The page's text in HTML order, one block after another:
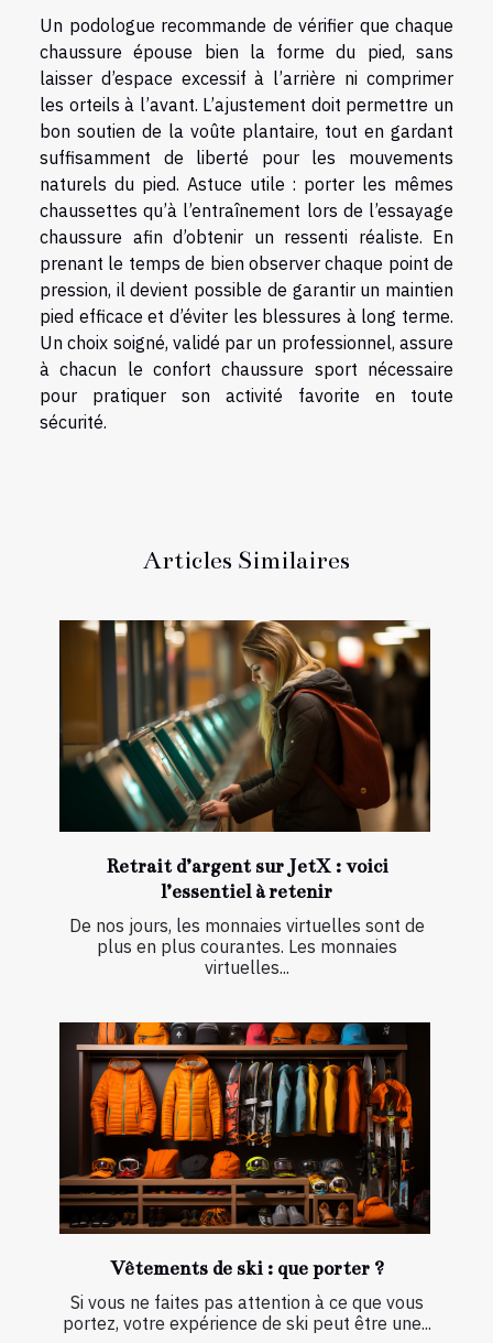
Un podologue recommande de vérifier que chaque
chaussure épouse bien la forme du pied, sans
laisser d’espace excessif à l’arrière ni comprimer
les orteils à l’avant. L’ajustement doit permettre un
bon soutien de la voûte plantaire, tout en gardant
suffisamment de liberté pour les mouvements
naturels du pied. Astuce utile : porter les mêmes
chaussettes qu’à l’entraînement lors de l’essayage
chaussure afin d’obtenir un ressenti réaliste. En
prenant le temps de bien observer chaque point de
pression, il devient possible de garantir un maintien
pied efficace et d’éviter les blessures à long terme.
Un choix soigné, validé par un professionnel, assure
à chacun le confort chaussure sport nécessaire
pour pratiquer son activité favorite en toute
sécurité.
Articles Similaires
Retrait d’argent sur JetX : voici
l’essentiel à retenir
De nos jours, les monnaies virtuelles sont de
plus en plus courantes. Les monnaies
virtuelles...
Vêtements de ski : que porter ?
Si vous ne faites pas attention à ce que vous
portez, votre expérience de ski peut être une...